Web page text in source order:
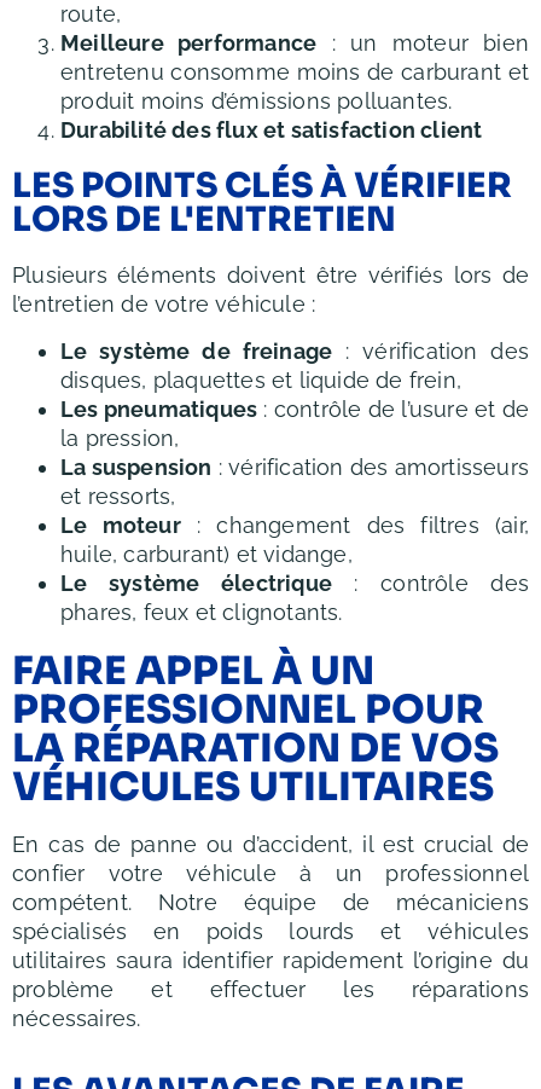
route,
Meilleure performance : un moteur bien
entretenu consomme moins de carburant et
produit moins d’émissions polluantes.
Durabilité des flux et satisfaction client
LES POINTS CLÉS À VÉRIFIER
LORS DE L'ENTRETIEN
Plusieurs éléments doivent être vérifiés lors de
l’entretien de votre véhicule :
Le système de freinage : vérification des
disques, plaquettes et liquide de frein,
Les pneumatiques : contrôle de l’usure et de
la pression,
La suspension : vérification des amortisseurs
et ressorts,
Le moteur: changement des filtres (air,
huile, carburant) et vidange,
Le système électrique: contrôle des
phares, feux et clignotants.
FAIRE APPEL À UN
PROFESSIONNEL POUR
LA RÉPARATION DE VOS
VÉHICULES UTILITAIRES
En cas de panne ou d’accident, il est crucial de
confier votre véhicule à un professionnel
compétent. Notre équipe de mécaniciens
spécialisés en poids lourds et véhicules
utilitaires saura identifier rapidement l’origine du
problème et effectuer les réparations
nécessaires.